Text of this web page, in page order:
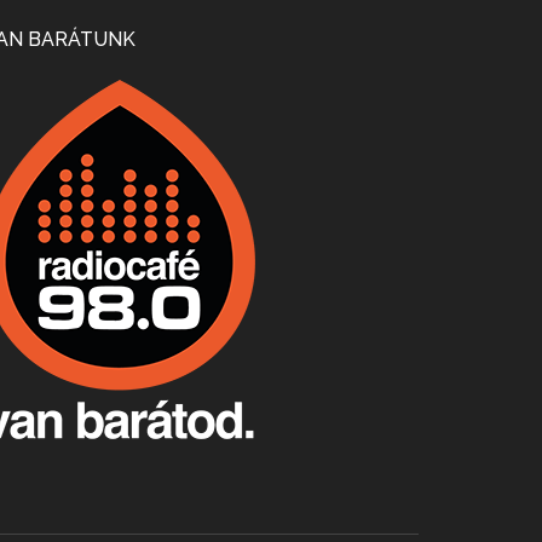
Apr 24, 2026 • 00:38:10
Villány, kékfrankos, Jackfall
Apr 17, 2026 • 00:35:38
Apr 9, 2026 • 00:37:17
BARÁTUNK